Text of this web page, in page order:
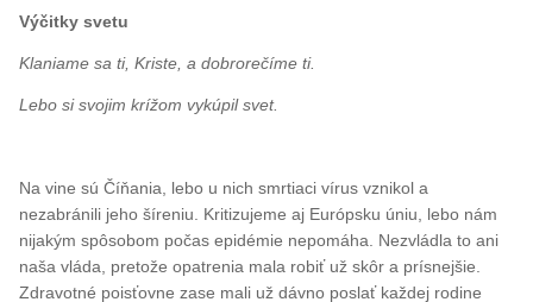
Výčitky svetu
Klaniame sa ti, Kriste, a dobrorečíme ti.
Lebo si svojim krížom vykúpil svet.
Na vine sú Číňania, lebo u nich smrtiaci vírus vznikol a
nezabránili jeho šíreniu. Kritizujeme aj Európsku úniu, lebo nám
nijakým spôsobom počas epidémie nepomáha. Nezvládla to ani
naša vláda, pretože opatrenia mala robiť už skôr a prísnejšie.
Zdravotné poisťovne zase mali už dávno poslať každej rodine